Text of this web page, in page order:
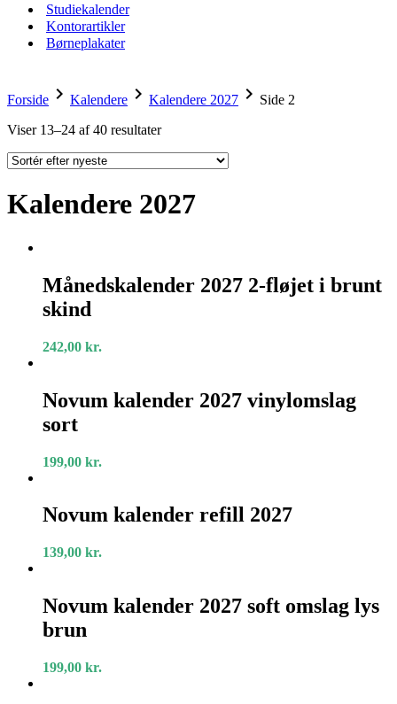
Studiekalender
Kontorartikler
Børneplakater
Forside chevron_right Kalendere chevron_right Kalendere 2027 chevron_right Side 2
Viser 13–24 af 40 resultaterSorted
Kalendere 2027
2027
2-
fløjet
brunt
skind
Månedskalender 2027 2-fløjet i brunt
skind
242,00 kr.
kalender
2027
vinylomslag
Novum kalender 2027 vinylomslag
sort
199,00 kr.
kalender
refill
Novum kalender refill 2027
139,00 kr.
kalender
2027
soft
lys
brun
Novum kalender 2027 soft omslag lys
brun
199,00 kr.